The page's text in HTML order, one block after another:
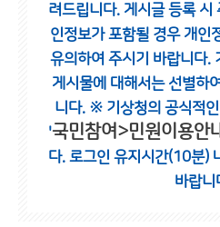
려드립니다. 게시글 등록 시
인정보가 포함될 경우 개인
유의하여 주시기 바랍니다.
게시물에 대해서는 선별하
니다. ※ 기상청의 공식적
'국민참여>민원이용안
다. 로그인 유지시간(10분)
바랍니